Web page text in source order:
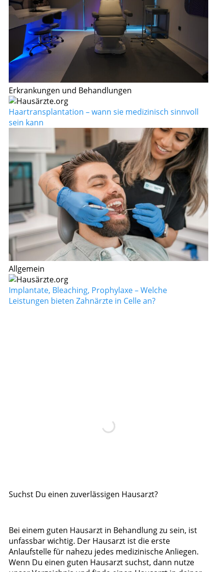
Erkrankungen und Behandlungen
Haartransplantation – wann sie medizinisch sinnvoll
sein kann
Allgemein
Implantate, Bleaching, Prophylaxe – Welche
Leistungen bieten Zahnärzte in Celle an?
Suchst Du einen zuverlässigen Hausarzt?
Bei einem guten Hausarzt in Behandlung zu sein, ist
unfassbar wichtig. Der Hausarzt ist die erste
Anlaufstelle für nahezu jedes medizinische Anliegen.
Wenn Du einen guten Hausarzt suchst, dann nutze